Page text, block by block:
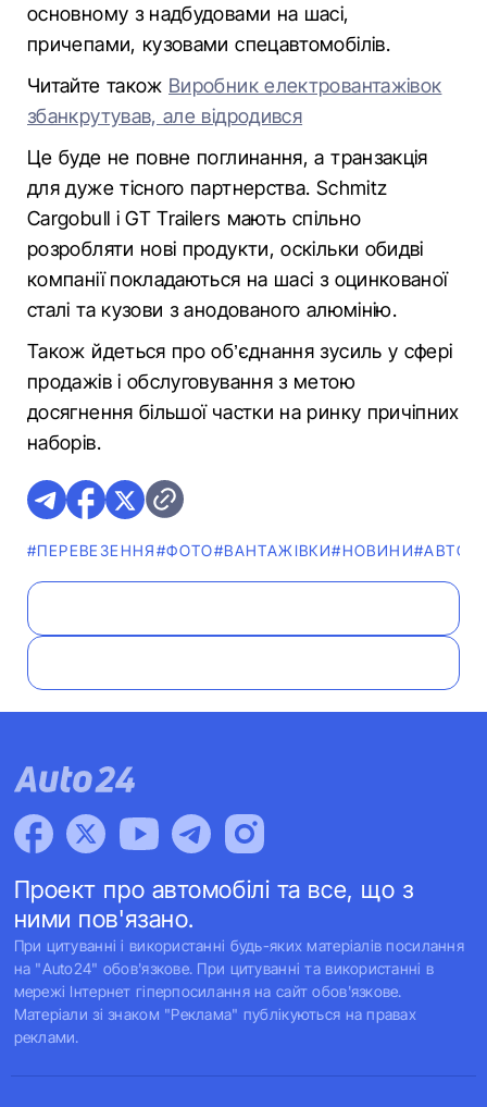
основному з надбудовами на шасі,
причепами, кузовами спецавтомобілів.
Читайте також Виробник електровантажівок
збанкрутував, але відродився
Це буде не повне поглинання, а транзакція
для дуже тісного партнерства. Schmitz
Cargobull і GT Trailers мають спільно
розробляти нові продукти, оскільки обидві
компанії покладаються на шасі з оцинкованої
сталі та кузови з анодованого алюмінію.
Також йдеться про об’єднання зусиль у сфері
продажів і обслуговування з метою
досягнення більшої частки на ринку причіпних
наборів.
#ПЕРЕВЕЗЕННЯ#ФОТО#ВАНТАЖІВКИ#НОВИНИ
Проект про автомобілі та все, що з
ними пов'язано.
При цитуванні і використанні будь-яких матеріалів посилання
на "Auto24" обов'язкове. При цитуванні та використанні в
мережі Інтернет гіперпосилання на сайт обов'язкове.
Матеріали зі знаком "Реклама" публікуються на правах
реклами.